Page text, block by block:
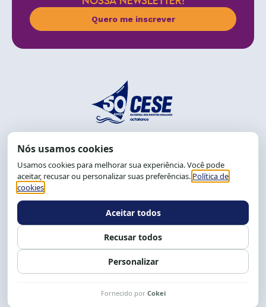
Quero me inscrever
End.: R. da Graça, 150. Graça
CEP: 40.150-055
Salvador-BA, Brasil.
Tel.: (71) 2104-5457, Cel.: (71) 9 9239-2104 ou 2105
Expediente: 8h às 12h e 13 às 17h.
Siga nossas redes Fale conosco